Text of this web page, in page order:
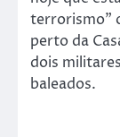
terrorismo”
perto da
dois
baleados.